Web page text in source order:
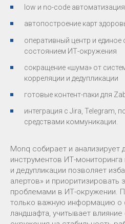
low и no-code
автопостроение карт
оперативный центр и
состоянием ИТ-окружения
сокращение «шума» от
корреляции и дедупликации
готовые контент-паки для
интеграция с Jira, Telegram,
средствами коммуникации.
Monq cобирает и анализирует
инструментов ИТ-
и дедупликации позволяет
алертов» и приоритизировать
проблемами в ИТ-окружении.
только важную информацию о
ландшафта, учитывает